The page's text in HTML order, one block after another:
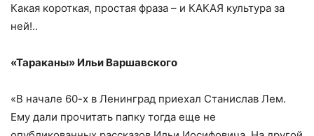
Какая короткая, простая фраза – и КАКАЯ культура за
ней!..
«Тараканы» Ильи Варшавского
«В начале 60-х в Ленинград приехал Станислав Лем.
Ему дали прочитать папку тогда еще не